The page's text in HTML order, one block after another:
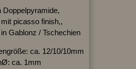
Doppelpyramide,
picasso finish,,
Gablonz / Tschechien
ca. 12/10/10mm
ca. 1mm